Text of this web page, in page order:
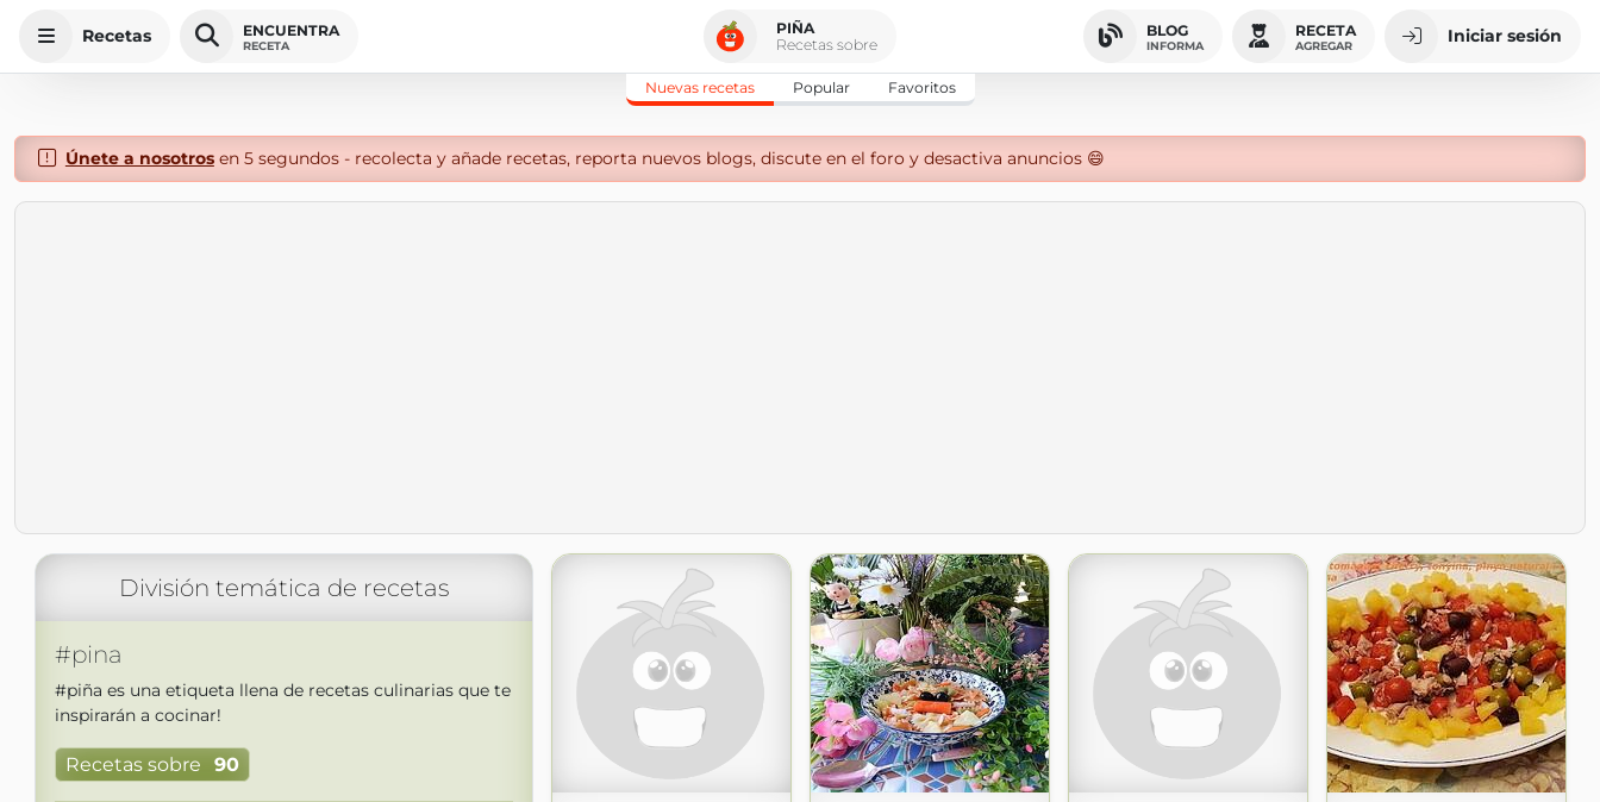
Recetas ENCUENTRA
RECETA
PIÑA
Recetas sobre
BLOG
INFORMA
RECETA
AGREGAR Iniciar sesión
Nuevas recetas Popular Favoritos
Únete a nosotrosen 5 segundos - recolecta y añade recetas, reporta nuevos blogs, discute en el foro y desactiva anuncios 😄
División temática de recetas
#pina
#piña es una etiqueta llena de recetas culinarias que te
inspirarán a cocinar!
Recetas sobre 90